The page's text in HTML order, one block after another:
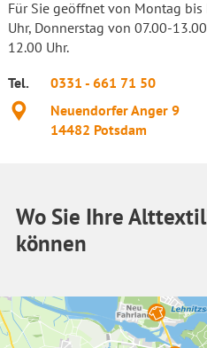
Für Sie geöffnet von Montag
Uhr, Donnerstag von 07.00-
12.00 Uhr.
Tel.
0331 - 661 71 50
StandortNeuendorfer Anger 9
14482 Potsdam
Wo Sie Ihre
können